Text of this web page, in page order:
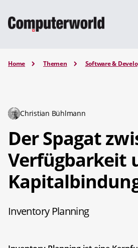
Home Themen Software &
Christian Bühlmann
Der Spagat
Verfügbarkeit
Inventory Planning